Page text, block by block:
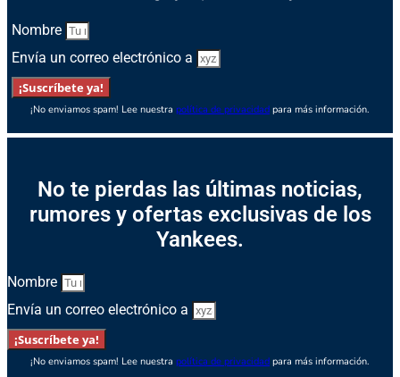
Nombre
Envía un correo electrónico a
¡Suscríbete ya!
¡No enviamos spam! Lee nuestra política de privacidad para más información.
No te pierdas las últimas noticias,
rumores y ofertas exclusivas de los
Yankees.
Nombre
Envía un correo electrónico a
¡Suscríbete ya!
¡No enviamos spam! Lee nuestra política de privacidad para más información.